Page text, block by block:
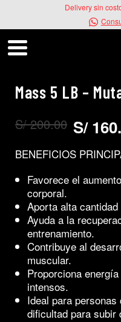
contenido
Delivery sin
Mass 5 LB –
S/200.00
El
era:
S/ 200.00.
S/
El
es:
S/ 160.00.
BENEFICIOS
Favorece el
corporal.
Aporta alta
Ayuda a la
entrenamiento.
Contribuye al
muscular.
Proporciona
intensos.
Ideal para
dificultad para subir